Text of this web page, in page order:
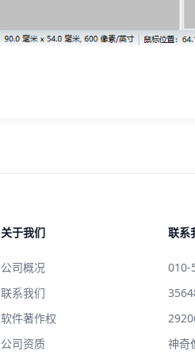
关于我们
公司概况
联系我们
软件著作权
公司资质
联系
010-
神奇